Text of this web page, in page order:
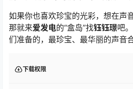
如果你也喜欢珍宝的光彩，想在声
那就来爱发电的“盒岛”找钰钰璟吧
们准备的，最珍宝、最华丽的声音合
下载权限